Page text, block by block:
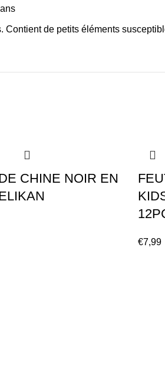
de petits éléments
CHINE NOIR EN
€7,99